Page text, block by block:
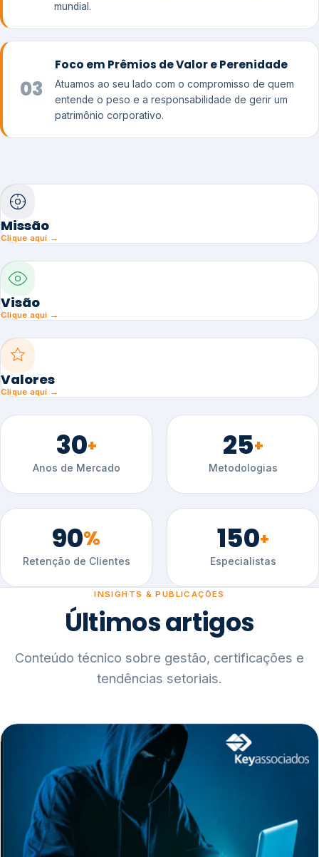
mundial.
03
Foco em Prêmios de Valor e Perenidade
Atuamos ao seu lado com o compromisso de quem
entende o peso e a responsabilidade de gerir um
patrimônio corporativo.
Missão
Clique aqui →
Visão
Clique aqui →
Valores
Clique aqui →
30+
Anos de Mercado
25+
Metodologias
90%
Retenção de Clientes
150+
Especialistas
INSIGHTS & PUBLICAÇÕES
Últimos artigos
Conteúdo técnico sobre gestão, certificações e
tendências setoriais.